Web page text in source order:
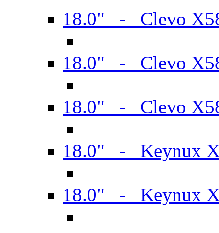
18.0" - Clevo
18.0" - Clevo
18.0" - Clevo
18.0" - Keynux
18.0" - Keynux